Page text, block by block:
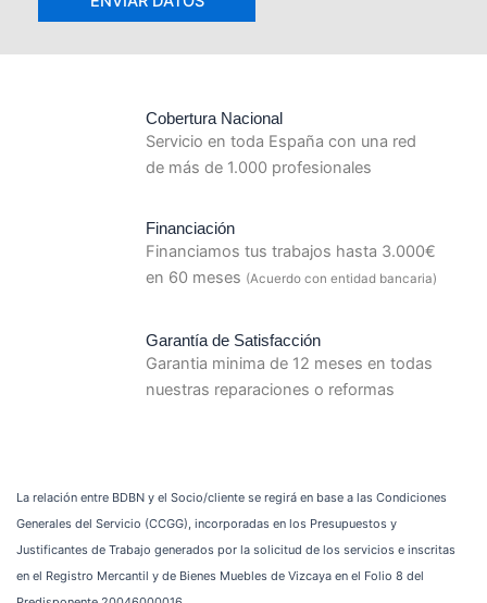
Cobertura Nacional
Servicio en toda España con una red
de más de 1.000 profesionales
Financiación
Financiamos tus trabajos hasta 3.000€
en 60 meses (Acuerdo con entidad bancaria)
Garantía de Satisfacción
Garantia minima de 12 meses en todas
nuestras reparaciones o reformas
La relación entre BDBN y el Socio/cliente se regirá en base a las Condiciones
Generales del Servicio (CCGG), incorporadas en los Presupuestos y
Justificantes de Trabajo generados por la solicitud de los servicios e inscritas
en el Registro Mercantil y de Bienes Muebles de Vizcaya en el Folio 8 del